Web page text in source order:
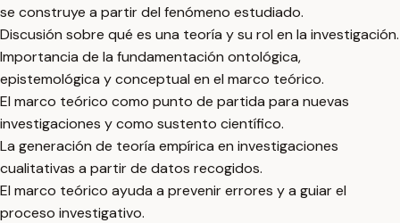
se construye a partir del fenómeno estudiado.
Discusión sobre qué es una teoría y su rol en la investigación.
Importancia de la fundamentación ontológica,
epistemológica y conceptual en el marco teórico.
El marco teórico como punto de partida para nuevas
investigaciones y como sustento científico.
La generación de teoría empírica en investigaciones
cualitativas a partir de datos recogidos.
El marco teórico ayuda a prevenir errores y a guiar el
proceso investigativo.